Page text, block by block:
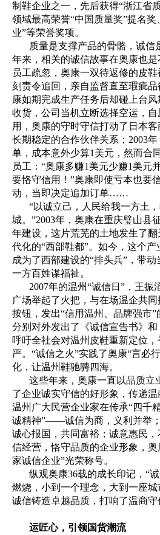
制鞋企业之一，先后获得“浙江省
领域最高荣誉“中国质量奖”提名
业”等荣誉奖项。
质量是支撑产品的骨骼，诚信
年来，相关的诚信故事在奥康也是
员工疏忽，奥康一双待返修的皮
刻责令追回，亲自监督直至瑕疵品
康如期完成生产任务后却碰上台
收货，公司当机立断选择空运，
用，奥康的守时守信打动了日本
长期稳定的合作伙伴关系；2003
单，成本意外少算1美元，然而合
员工：“奥康多赚1美元少赚1美元
要恪守信用！”奥康即使亏本也要
动，当即决定追加订单……
“以诚立己，人民给我一方土
城。”2003年，奥康在重庆璧山县
年建设，这片荒芜的土地发生了
代化的“西部鞋都”。如今，这个
成为了西部建设的“排头兵”，带
一方百姓谋福祉。
2007年的温州“诚信日”，王振
广场举起了火把，与在场温企共同
按钮，发出“信用温州、品牌强市
分别对外发出了《诚信宣告书》和
呼吁全社会对温州皮鞋重新定位
严。“诚信之火”实践了奥康“言必
化，让温州鞋驰骋四海。
这些年来，奥康一直以品质立
了企业诚实守信的好形象，传递
温州广大民营企业家在传承“四千
诚精神”——诚信为商，义利并举
诚心报国，共同富裕；诚意惠民
信经营，恪守品质的企业形象，奥
家诚信企业”光荣称号。
纵观奥康36载的成长印记，“
燃烧，小到一个理念，大到一座
诚信铸造卓越品质，打响了温商守
运匠心，引领国货潮流